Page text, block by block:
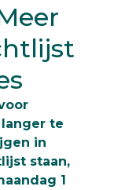
te
in
staan,
1